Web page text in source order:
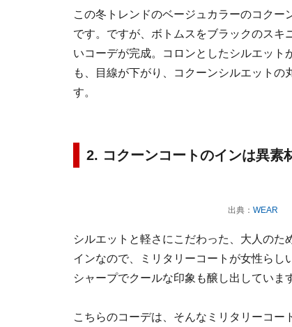
この冬トレンドのベージュカラーのコク
です。ですが、ボトムスをブラックのスキ
いコーデが完成。コロンとしたシルエット
も、目線が下がり、コクーンシルエット
す。
2. コクーンコートのインは異素
出典： WEAR
シルエットと軽さにこだわった、大人の
インなので、ミリタリーコートが女性らし
シャープでクールな印象も醸し出していま
こちらのコーデは、そんなミリタリーコー